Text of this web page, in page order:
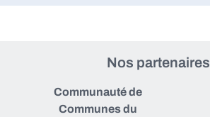
Nos partenaires
Communauté de
Communes du